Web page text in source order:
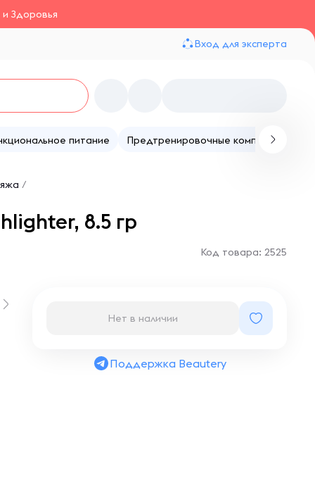
Здоровья
Вход для эксперта
питание Предтренировочные комплексы
/
8.5 гр
Код товара: 2525
Нет в наличии
Поддержка Beautery